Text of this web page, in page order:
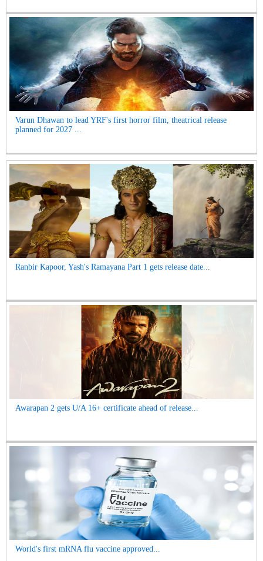
Varun Dhawan to lead YRF's first horror film, theatrical release
planned for 2027 ...
Ranbir Kapoor, Yash's Ramayana Part 1 gets release date...
Awarapan 2 gets U/A 16+ certificate ahead of release...
World's first mRNA flu vaccine approved...